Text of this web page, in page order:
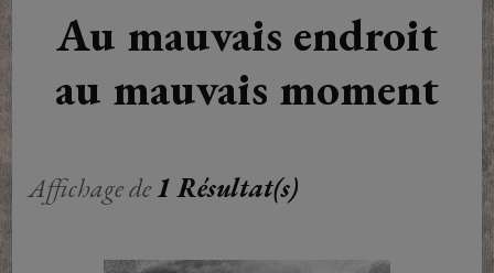
Au mauvais endroit
au mauvais moment
Affichage de1 Résultat(s)